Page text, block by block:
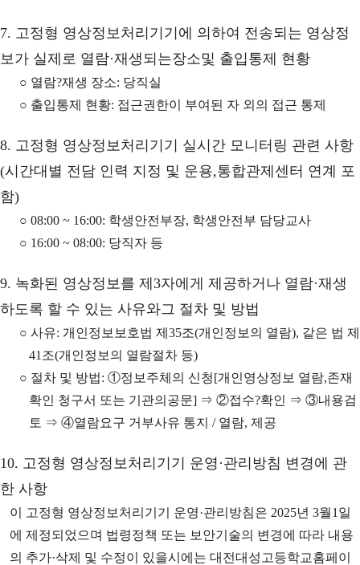
7. 고정형 영상정보처리기기에 의하여 전송되는 영상정
보가 실제로 열람·재생되는장소및 출입통제 현황
○ 열람?재생 장소: 당직실
○ 출입통제 현황: 접근권한이 부여된 자 외의 접근 통제
8. 고정형 영상정보처리기기 실시간 모니터링 관련 사항
(시간대별 전담 인력 지정 및 운용,통합관제센터 연계 포
함)
○ 08:00 ~ 16:00: 학생안전부장, 학생안전부 담당교사
○ 16:00 ~ 08:00: 당직자 등
9. 녹화된 영상정보를 제3자에게 제공하거나 열람·재생
하도록 할 수 있는 사유와그 절차 및 방법
○ 사유: 개인정보보호법 제35조(개인정보의 열람), 같은 법 제
41조(개인정보의 열람절차 등)
○ 절차 및 방법: ①정보주체의 신청[개인영상정보 열람,존재
확인 청구서 또는 기관의공문] ⇒ ②접수?확인 ⇒ ③내용검
토 ⇒ ④열람요구 거부사유 통지 / 열람, 제공
10. 고정형 영상정보처리기기 운영·관리방침 변경에 관
한 사항
이 고정형 영상정보처리기기 운영·관리방침은 2025년 3월1일
에 제정되었으며 법령정책 또는 보안기술의 변경에 따라 내용
의 추가·삭제 및 수정이 있을시에는 대전대성고등학교홈페이